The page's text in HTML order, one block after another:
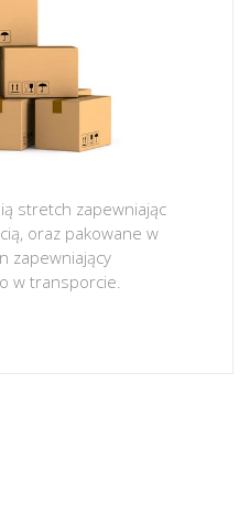
stretch zapewniając
oraz pakowane w
zapewniający
w transporcie.